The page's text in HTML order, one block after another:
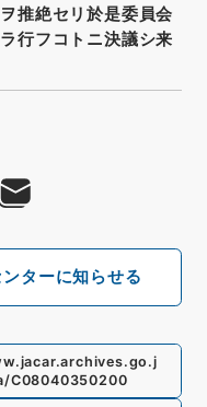
ターに知らせる
推絶セリ於是委員会
行フコトニ決議シ来
C08040350200